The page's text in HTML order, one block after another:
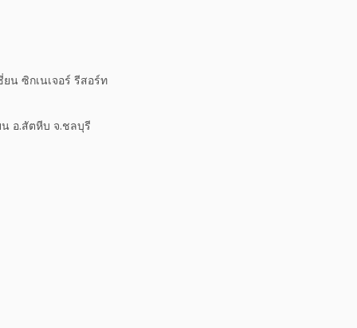
น ซิกเนเจอร์ รีสอร์ท
น อ.สัตหีบ จ.ชลบุรี